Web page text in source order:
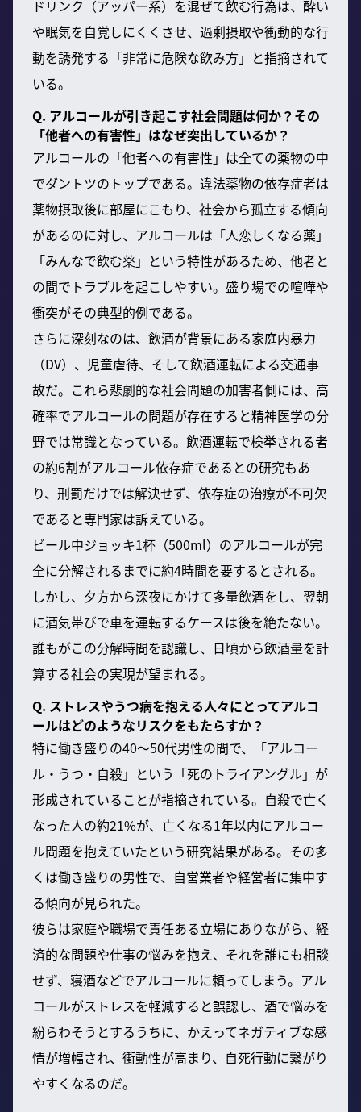
ドリンク（アッパー系）を混ぜて飲む行為は、酔い
や眠気を自覚しにくくさせ、過剰摂取や衝動的な行
動を誘発する「非常に危険な飲み方」と指摘されて
いる。
Q. アルコールが引き起こす社会問題は何か？その
「他者への有害性」はなぜ突出しているか？
アルコールの「他者への有害性」は全ての薬物の中
でダントツのトップである。違法薬物の依存症者は
薬物摂取後に部屋にこもり、社会から孤立する傾向
があるのに対し、アルコールは「人恋しくなる薬」
「みんなで飲む薬」という特性があるため、他者と
の間でトラブルを起こしやすい。盛り場での喧嘩や
衝突がその典型的例である。
さらに深刻なのは、飲酒が背景にある家庭内暴力
（DV）、児童虐待、そして飲酒運転による交通事
故だ。これら悲劇的な社会問題の加害者側には、高
確率でアルコールの問題が存在すると精神医学の分
野では常識となっている。飲酒運転で検挙される者
の約6割がアルコール依存症であるとの研究もあ
り、刑罰だけでは解決せず、依存症の治療が不可欠
であると専門家は訴えている。
ビール中ジョッキ1杯（500ml）のアルコールが完
全に分解されるまでに約4時間を要するとされる。
しかし、夕方から深夜にかけて多量飲酒をし、翌朝
に酒気帯びで車を運転するケースは後を絶たない。
誰もがこの分解時間を認識し、日頃から飲酒量を計
算する社会の実現が望まれる。
Q. ストレスやうつ病を抱える人々にとってアルコ
ールはどのようなリスクをもたらすか？
特に働き盛りの40〜50代男性の間で、「アルコー
ル・うつ・自殺」という「死のトライアングル」が
形成されていることが指摘されている。自殺で亡く
なった人の約21%が、亡くなる1年以内にアルコー
ル問題を抱えていたという研究結果がある。その多
くは働き盛りの男性で、自営業者や経営者に集中す
る傾向が見られた。
彼らは家庭や職場で責任ある立場にありながら、経
済的な問題や仕事の悩みを抱え、それを誰にも相談
せず、寝酒などでアルコールに頼ってしまう。アル
コールがストレスを軽減すると誤認し、酒で悩みを
紛らわそうとするうちに、かえってネガティブな感
情が増幅され、衝動性が高まり、自死行動に繋がり
やすくなるのだ。